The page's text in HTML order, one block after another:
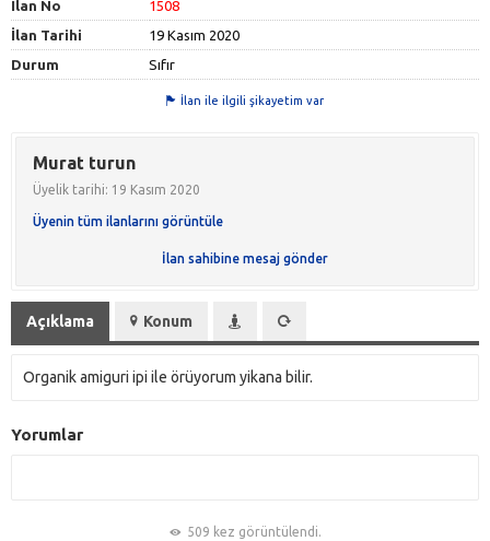
İlan No
1508
İlan Tarihi
19 Kasım 2020
Durum
Sıfır
İlan ile ilgili şikayetim var
Murat turun
Üyelik tarihi: 19 Kasım 2020
Üyenin tüm ilanlarını görüntüle
İlan sahibine mesaj gönder
Açıklama Konum
Organik amiguri ipi ile örüyorum yikana bilir.
Yorumlar
509 kez görüntülendi.